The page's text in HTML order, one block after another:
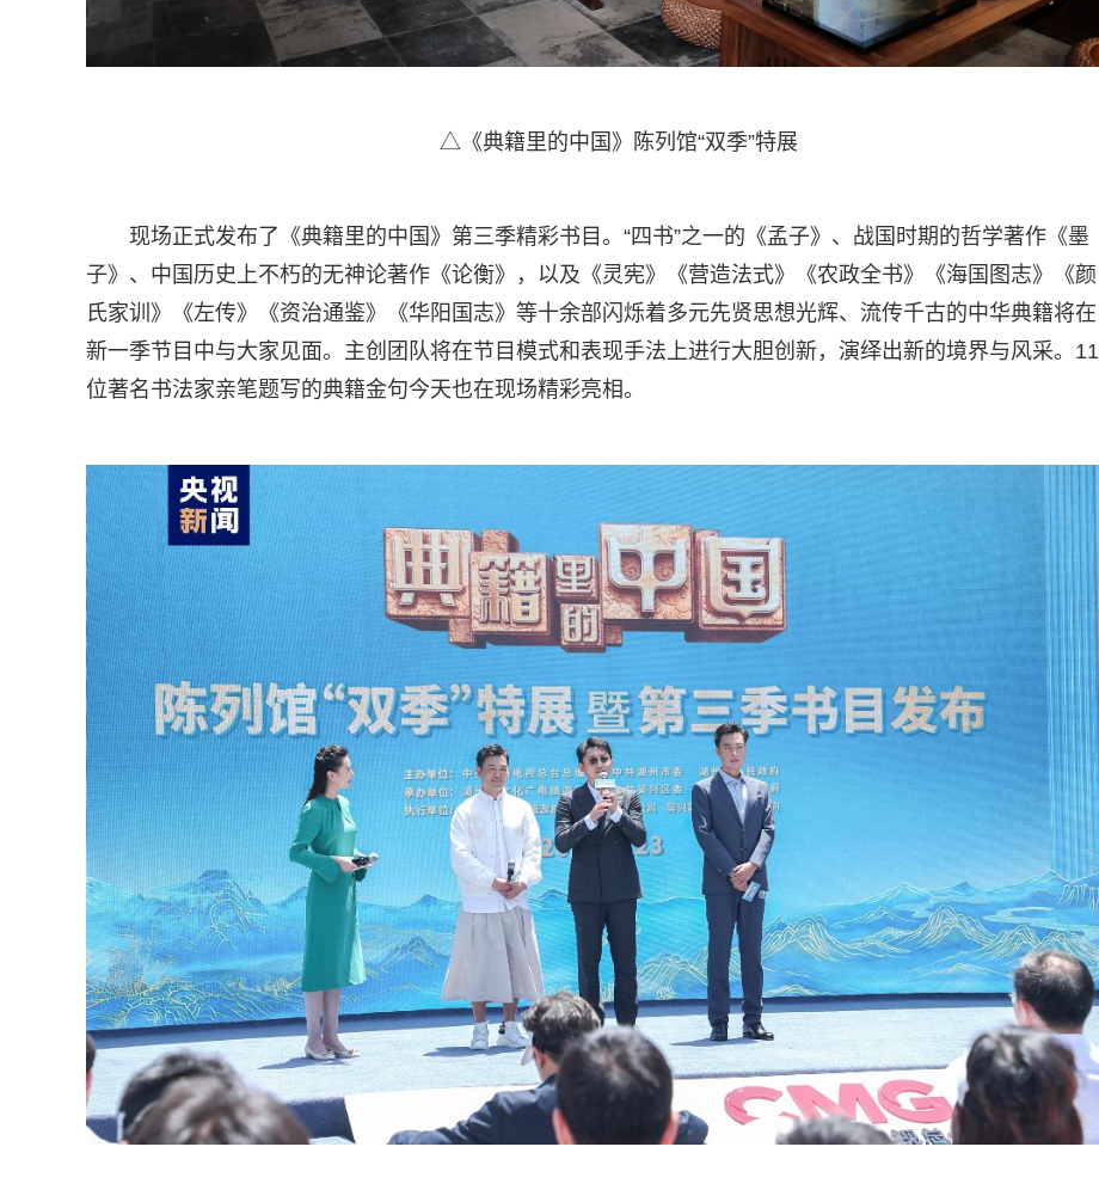
△《典籍里的中国》陈列馆“双季”特展
现场正式发布了《典籍里的中国》第三季精彩书目。“四书”之一的《孟子》、战国时期的哲学著作《墨
子》、中国历史上不朽的无神论著作《论衡》，以及《灵宪》《营造法式》《农政全书》《海国图志》《颜
氏家训》《左传》《资治通鉴》《华阳国志》等十余部闪烁着多元先贤思想光辉、流传千古的中华典籍将在
新一季节目中与大家见面。主创团队将在节目模式和表现手法上进行大胆创新，演绎出新的境界与风采。11
位著名书法家亲笔题写的典籍金句今天也在现场精彩亮相。